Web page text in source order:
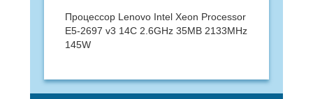
Процессор Lenovo Intel Xeon Processor
E5-2697 v3 14C 2.6GHz 35MB 2133MHz
145W